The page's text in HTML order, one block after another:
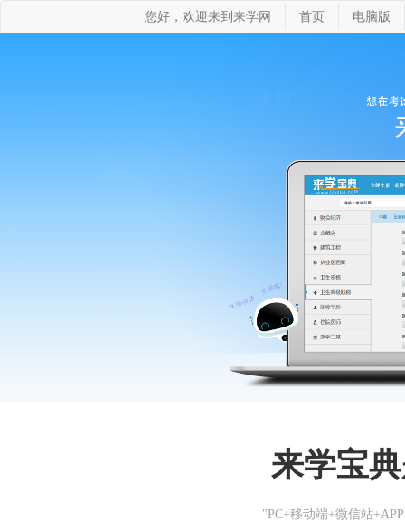
您好，欢迎来到来学网 首页 电脑版
来学宝
"PC+移动端+微信站